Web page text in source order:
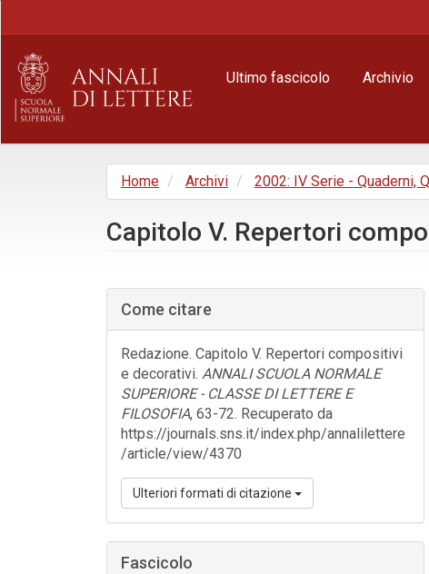
principale
Barra
laterale
Ultimo fascicolo Archivio
Home Archivi 2002: IV Serie - Quaderni,
Capitolo V. Repertori
laterale
dell'articolo
Come citare
Redazione. Capitolo V. Repertori compositivi
e decorativi. ANNALI SCUOLA NORMALE
SUPERIORE - CLASSE DI LETTERE E
FILOSOFIA, 63-72. Recuperato da
https://journals.sns.it/index.php/annalilettere
/article/view/4370
Ulteriori formati di citazione
Fascicolo